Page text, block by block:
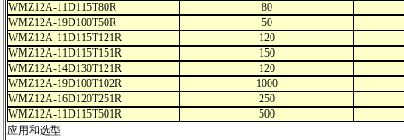
WMZ12A-11D115T80R
80
WMZ12A-19D100T50R
50
WMZ12A-11D115T121R
120
WMZ12A-11D115T151R
150
WMZ12A-14D130T121R
120
WMZ12A-19D100T102R
1000
WMZ12A-16D120T251R
250
WMZ12A-11D115T501R
500
应用和选型